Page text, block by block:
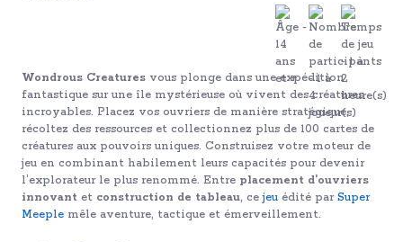
Wondrous Creatures vous plonge dans une expédition
fantastique sur une île mystérieuse où vivent des créatures
incroyables. Placez vos ouvriers de manière stratégique,
récoltez des ressources et collectionnez plus de 100 cartes de
créatures aux pouvoirs uniques. Construisez votre moteur de
jeu en combinant habilement leurs capacités pour devenir
l’explorateur le plus renommé. Entre placement d’ouvriers
innovant et construction de tableau, cejeu édité par Super
Meeple mêle aventure, tactique et émerveillement.